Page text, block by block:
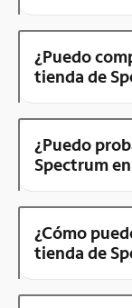
¿Puedo
tienda de
¿Puedo
Spectrum
¿Cómo
tienda de